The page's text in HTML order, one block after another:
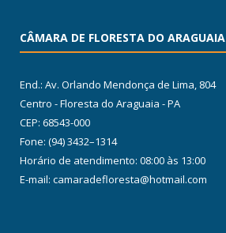
CÂMARA DE FLORESTA DO ARAGUAIA
End.: Av. Orlando Mendonça de Lima, 804
Centro - Floresta do Araguaia - PA
CEP: 68543-000
Fone: (94) 3432–1314
Horário de atendimento: 08:00 às 13:00
E-mail: camaradefloresta@hotmail.com